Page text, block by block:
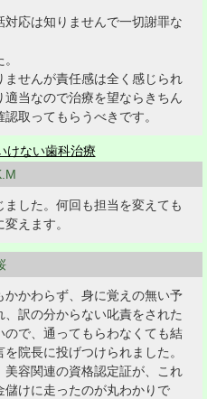
応は知りませんで一切謝罪な
せんが責任感は全く感じられ
当なので治療を望ならきちん
取ってもらうべきです。
けない歯科治療
した。何回も担当を変えても
えます。
かわらず、身に覚えの無い予
訳の分からない叱責をされた
で、通ってもらわなくても結
院長に投げつけられました。
容関連の資格認定証が、これ
儲けに走ったのが丸わかりで